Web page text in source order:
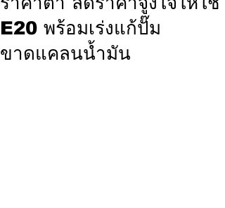
E20 พร้อมเร่งแก้ปั๊ม
ขาดแคลนน้ำมัน